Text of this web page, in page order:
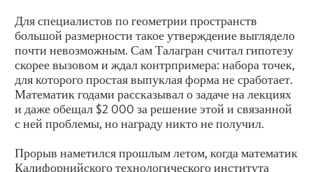
Для специалистов по геометрии пространств
большой размерности такое утверждение выглядело
почти невозможным. Сам Талагран считал гипотезу
скорее вызовом и ждал контрпримера: набора точек,
для которого простая выпуклая форма не сработает.
Математик годами рассказывал о задаче на лекциях
и даже обещал $2 000 за решение этой и связанной
с ней проблемы, но награду никто не получил.
Прорыв наметился прошлым летом, когда математик
Калифорнийского технологического института